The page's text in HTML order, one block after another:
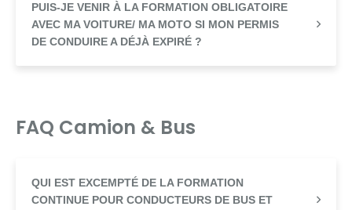
PUIS-JE VENIR À LA FORMATION OBLIGATOIRE
AVEC MA VOITURE/ MA MOTO SI MON PERMIS
DE CONDUIRE A DÉJÀ EXPIRÉ ?
FAQ Camion & Bus
QUI EST EXCEMPTÉ DE LA FORMATION
CONTINUE POUR CONDUCTEURS DE BUS ET